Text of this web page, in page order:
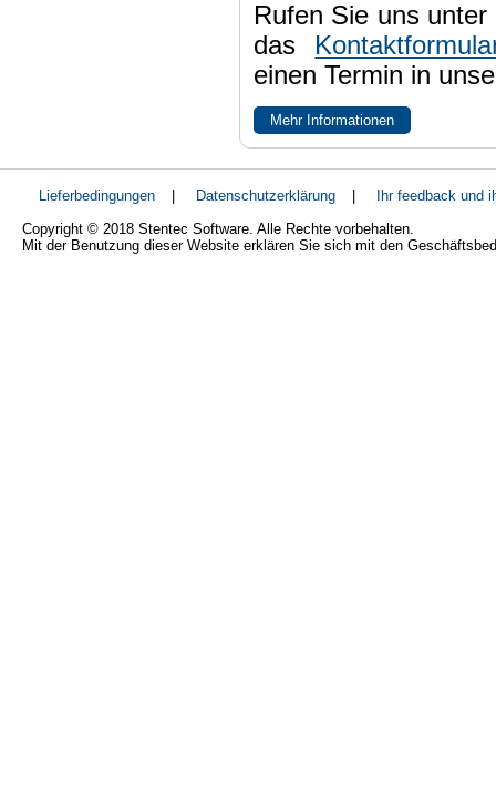
Rufen Sie uns
das
einen Termin in
Mehr Informationen
Lieferbedingungen | Datenschutzerklärung |
Ihr feedback und
Copyright © 2018 Stentec Software. Alle Rechte vorbehalten.
Mit der Benutzung dieser Website erklären Sie sich mit den